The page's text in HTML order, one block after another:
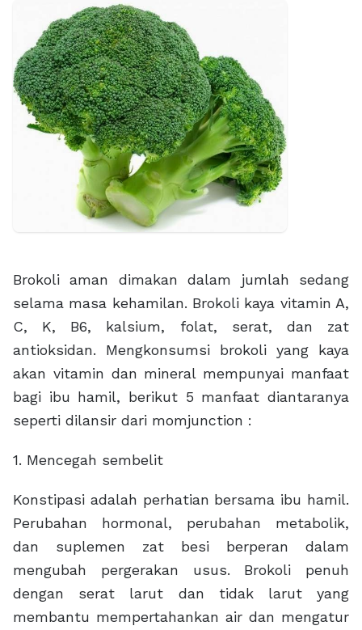
Brokoli aman dimakan dalam jumlah sedang
selama masa kehamilan. Brokoli kaya vitamin A,
C, K, B6, kalsium, folat, serat, dan zat
antioksidan. Mengkonsumsi brokoli yang kaya
akan vitamin dan mineral mempunyai manfaat
bagi ibu hamil, berikut 5 manfaat diantaranya
seperti dilansir dari momjunction :
1. Mencegah sembelit
Konstipasi adalah perhatian bersama ibu hamil.
Perubahan hormonal, perubahan metabolik,
dan suplemen zat besi berperan dalam
mengubah pergerakan usus. Brokoli penuh
dengan serat larut dan tidak larut yang
membantu mempertahankan air dan mengatur